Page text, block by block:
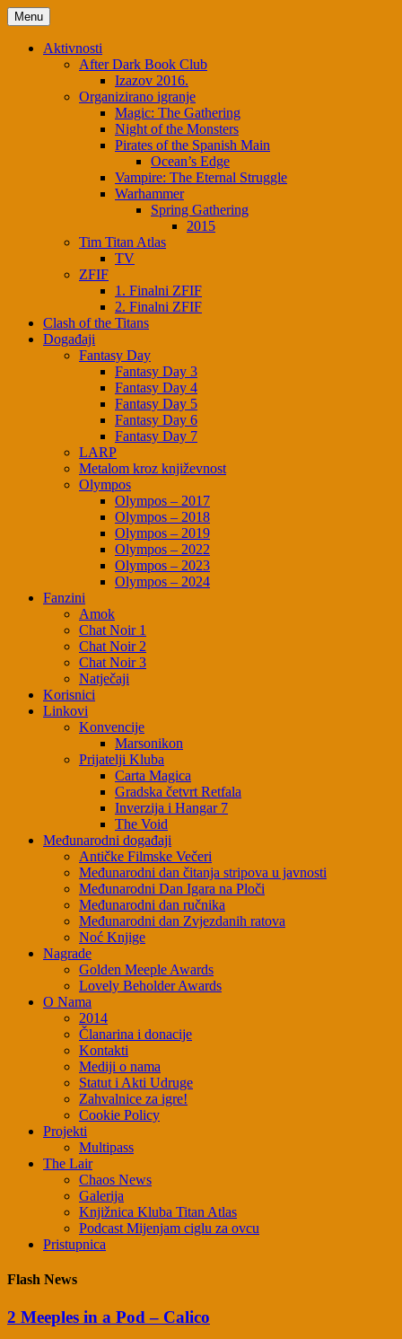
Skip
to
content
Menu
Aktivnosti
After Dark Book Club
Izazov 2016.
Organizirano igranje
Magic: The Gathering
Night of the Monsters
Pirates of the Spanish Main
Ocean’s Edge
Vampire: The Eternal Struggle
Warhammer
Spring Gathering
2015
Tim Titan Atlas
TV
ZFIF
1. Finalni ZFIF
2. Finalni ZFIF
Clash of the Titans
Događaji
Fantasy Day
Fantasy Day 3
Fantasy Day 4
Fantasy Day 5
Fantasy Day 6
Fantasy Day 7
LARP
Metalom kroz književnost
Olympos
Olympos – 2017
Olympos – 2018
Olympos – 2019
Olympos – 2022
Olympos – 2023
Olympos – 2024
Fanzini
Amok
Chat Noir 1
Chat Noir 2
Chat Noir 3
Natječaji
Korisnici
Linkovi
Konvencije
Marsonikon
Prijatelji Kluba
Carta Magica
Gradska četvrt Retfala
Inverzija i Hangar 7
The Void
Međunarodni događaji
Antičke Filmske Večeri
Međunarodni dan čitanja stripova u javnosti
Međunarodni Dan Igara na Ploči
Međunarodni dan ručnika
Međunarodni dan Zvjezdanih ratova
Noć Knjige
Nagrade
Golden Meeple Awards
Lovely Beholder Awards
O Nama
2014
Članarina i donacije
Kontakti
Mediji o nama
Statut i Akti Udruge
Zahvalnice za igre!
Cookie Policy
Projekti
Multipass
The Lair
Chaos News
Galerija
Knjižnica Kluba Titan Atlas
Podcast Mijenjam ciglu za ovcu
Pristupnica
Flash News
2 Meeples in a Pod – Calico